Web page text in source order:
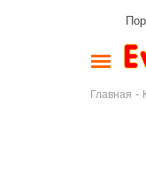
Главная -